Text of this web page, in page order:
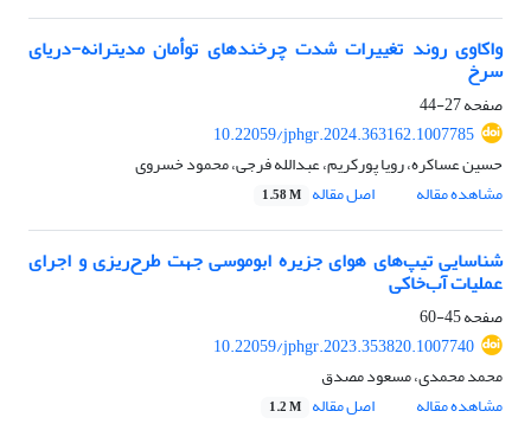
واکاوی روند تغییرات شدت چرخندهای توأمان مدیترانه-دریای
سرخ
صفحه27-44
10.22059/jphgr.2024.363162.1007785
حسین عساکره، رویا پورکریم، عبدالله فرجی، محمود خسروی
مشاهده مقاله
اصل مقاله 1.58 M
شناسایی تیپ‌های هوای جزیره ابوموسی جهت طرح‌ریزی و اجرای
عملیات آب‌خاکی
صفحه45-60
10.22059/jphgr.2023.353820.1007740
محمد محمدی، مسعود مصدق
مشاهده مقاله
اصل مقاله 1.2 M